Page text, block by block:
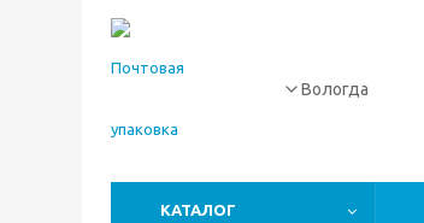
Вологда
КАТАЛОГ